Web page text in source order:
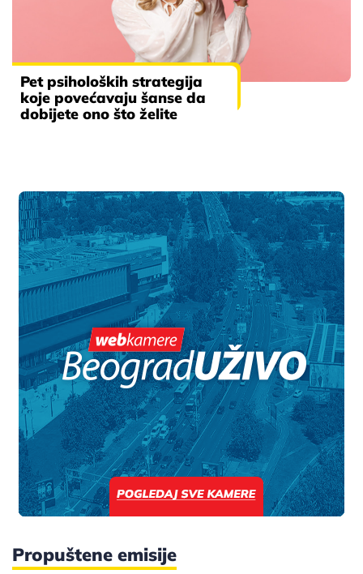
Pet psiholoških strategija
koje povećavaju šanse da
dobijete ono što želite
Propuštene emisije